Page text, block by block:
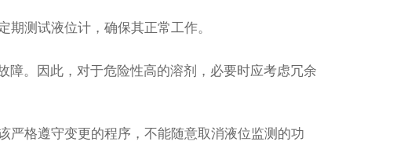
测试液位计，确保其正常工作。
障。因此，对于危险性高的溶剂，必要时应考虑冗余
严格遵守变更的程序，不能随意取消液位监测的功